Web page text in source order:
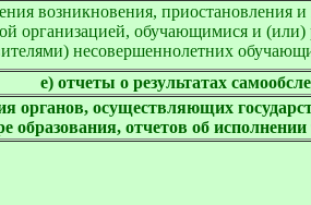
возникновения, приостановления
организацией, обучающимися и (или)
несовершеннолетних
е) отчеты о результатах
органов, осуществляющих
образования, отчетов об